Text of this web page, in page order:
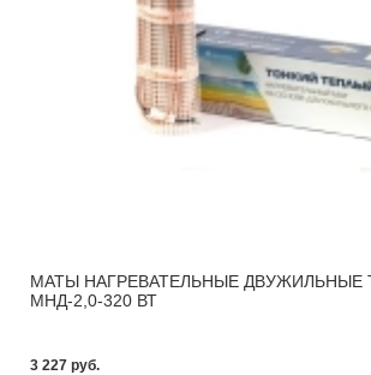
МАТЫ НАГРЕВАТЕЛЬНЫЕ ДВУЖИЛЬНЫЕ
МНД-2,0-320 ВТ
3 227 pуб.